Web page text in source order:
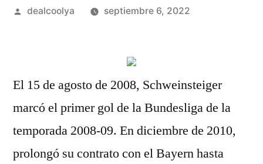
Publicado
dealcoolya septiembre 6, 2022
El 15 de agosto de 2008, Schweinsteiger
marcó el primer gol de la Bundesliga de la
temporada 2008-09. En diciembre de 2010,
prolongó su contrato con el Bayern hasta